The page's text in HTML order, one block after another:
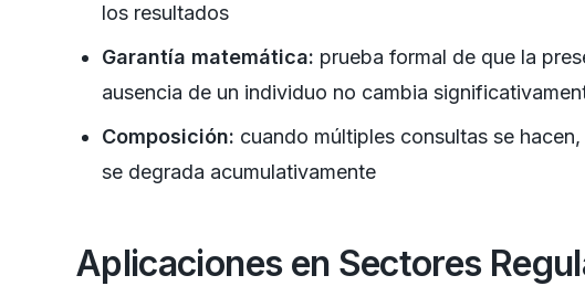
los resultados
Garantía matemática: prueba formal de que la
ausencia de un individuo no cambia
Composición: cuando múltiples consultas se
se degrada acumulativamente
Aplicaciones en Sectores